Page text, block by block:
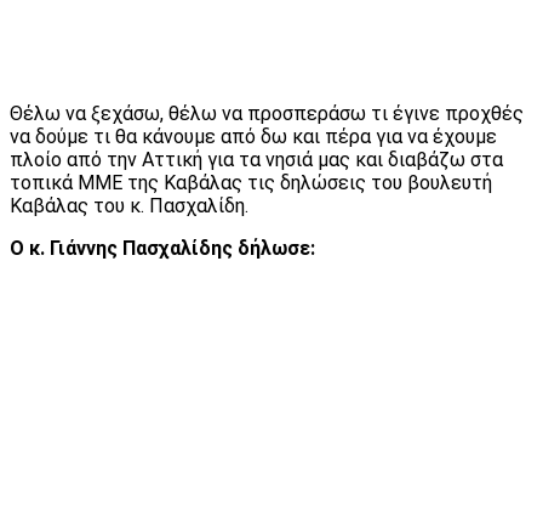
Θέλω να ξεχάσω, θέλω να προσπεράσω τι έγινε προχθές
να δούμε τι θα κάνουμε από δω και πέρα για να έχουμε
πλοίο από την Αττική για τα νησιά μας και διαβάζω στα
τοπικά ΜΜΕ της Καβάλας τις δηλώσεις του βουλευτή
Καβάλας του κ. Πασχαλίδη.
Ο κ. Γιάννης Πασχαλίδης δήλωσε: